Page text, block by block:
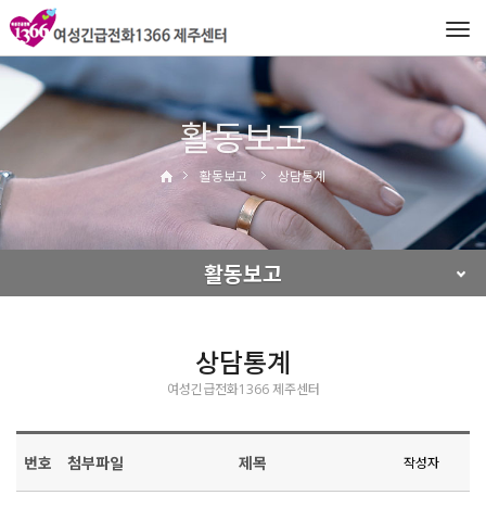
활동보고
활동보고 상담통계
활동보고
상담통계
여성긴급전화1366 제주센터
번호 첨부파일 제목 작성자